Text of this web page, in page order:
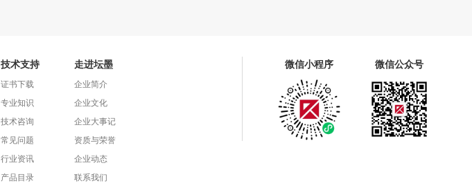
技术支持
证书下载
专业知识
技术咨询
常见问题
行业资讯
产品目录
走进坛墨
企业简介
企业文化
企业大事记
资质与荣誉
企业动态
联系我们
微信小程序 微信公众号